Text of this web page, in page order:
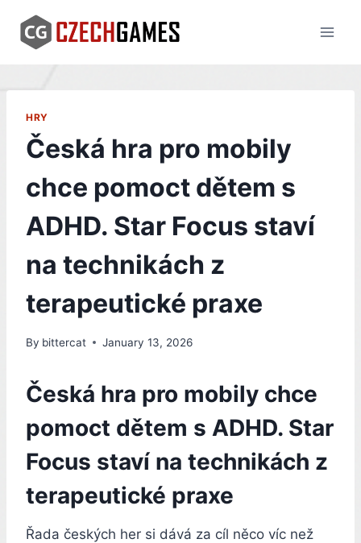
content
HRY
Česká hra pro mobily
chce pomoct dětem s
ADHD. Star Focus staví
na technikách z
terapeutické praxe
By bittercat January 13, 2026
Česká hra pro mobily chce
pomoct dětem s ADHD. Star
Focus staví na technikách z
terapeutické praxe
Řada českých her si dává za cíl něco víc než